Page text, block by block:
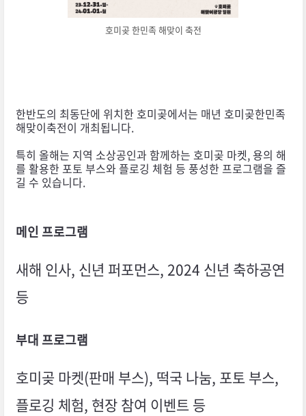
호미곶 한민족 해맞이 축전
한반도의 최동단에 위치한 호미곶에서는 매년 호미곶한민족
해맞이축전이 개최됩니다.
특히 올해는 지역 소상공인과 함께하는 호미곶 마켓, 용의 해
를 활용한 포토 부스와 플로깅 체험 등 풍성한 프로그램을 즐
길 수 있습니다.
메인 프로그램
새해 인사, 신년 퍼포먼스, 2024 신년 축하공연
등
부대 프로그램
호미곶 마켓(판매 부스), 떡국 나눔, 포토 부스,
플로깅 체험, 현장 참여 이벤트 등